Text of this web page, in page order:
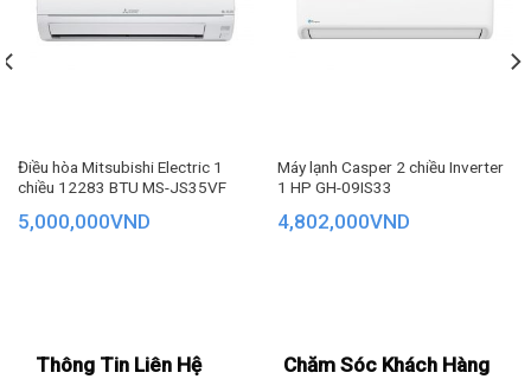
Điều hòa Mitsubishi Electric 1
chiều 12283 BTU MS-JS35VF
5,000,000VND
Máy lạnh Casper 2 chiều Inverter
1 HP GH-09IS33
4,802,000VND
Thông Tin Liên Hệ Chăm Sóc Khách Hàng